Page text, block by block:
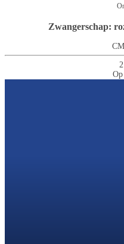
Zwangerschap:
Op